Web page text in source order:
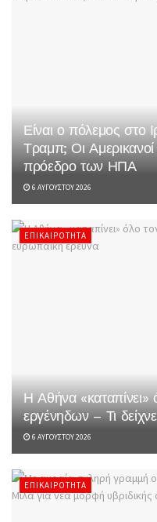
Είναι ο πόλεμος στο
Τραμπ; Οι Αμερικανοί
πρόεδρο των ΗΠΑ
6 ΑΥΓΟΎΣΤΟΥ 2026
ΕΠΙΚΑΙΡΌΤΗΤΑ
Η Αθήνα «καταπίνει»
εργένηδων – Τι
6 ΑΥΓΟΎΣΤΟΥ 2026
ΕΠΙΚΑΙΡΌΤΗΤΑ